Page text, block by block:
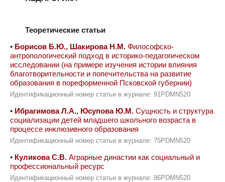
Теоретические статьи
• Борисов Б.Ю., Шакирова Н.М. Философско-
антропологический подход в историко-педагогическом
исследовании (на примере изучения истории влияния
благотворительности и попечительства на развитие
образования в пореформенной Псковской губернии)
Идентификационный номер статьи в журнале: 91PDMN520
• Ибрагимова Л.А., Юсупова Ю.М. Сущность и структура
социализации детей младшего школьного возраста в
процессе инклюзивного образования
Идентификационный номер статьи в журнале: 75PDMN520
• Куликова С.В. Аграрные династии как социальный и
профессиональный ресурс
Идентификационный номер статьи в журнале: 86PDMN520